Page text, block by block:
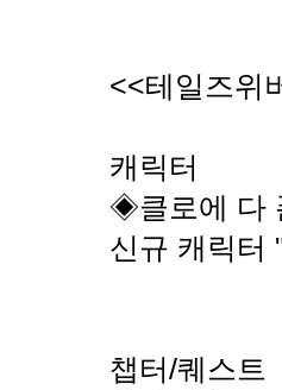
<<테일즈위
캐릭터
◈클로에 다
신규 캐릭터
챕터/퀘스트